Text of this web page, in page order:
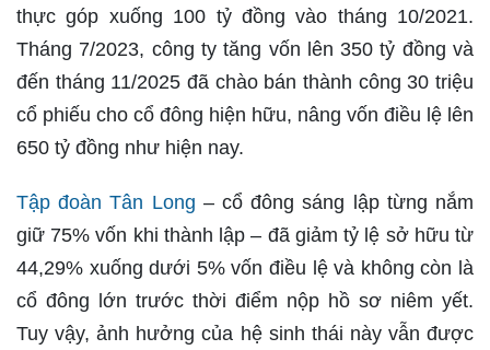
thực góp xuống 100 tỷ đồng vào tháng 10/2021.
Tháng 7/2023, công ty tăng vốn lên 350 tỷ đồng và
đến tháng 11/2025 đã chào bán thành công 30 triệu
cổ phiếu cho cổ đông hiện hữu, nâng vốn điều lệ lên
650 tỷ đồng như hiện nay.
Tập đoàn Tân Long – cổ đông sáng lập từng nắm
giữ 75% vốn khi thành lập – đã giảm tỷ lệ sở hữu từ
44,29% xuống dưới 5% vốn điều lệ và không còn là
cổ đông lớn trước thời điểm nộp hồ sơ niêm yết.
Tuy vậy, ảnh hưởng của hệ sinh thái này vẫn được